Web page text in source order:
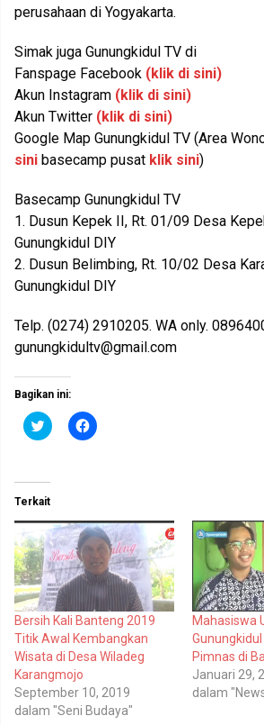
perusahaan di Yogyakarta.
Simak juga Gunungkidul TV di
Fanspage Facebook (klik di sini)
Akun Instagram (klik di sini)
Akun Twitter (klik di sini)
Google Map Gunungkidul TV (Area
sini basecamp pusat klik sini)
Basecamp Gunungkidul TV
1. Dusun Kepek II, Rt. 01/09 Desa
Gunungkidul DIY
2. Dusun Belimbing, Rt. 10/02 Desa
Gunungkidul DIY
Telp. (0274) 2910205. WA only.
gunungkidultv@gmail.com
Bagikan ini:
K
l
n
t
u
k
b
e
r
b
a
g
i
p
a
d
a
T
w
i
t
t
e
K
l
k
m
e
m
b
a
g
i
k
a
n
d
i
c
e
b
Terkait
Bersih Kali Banteng 2019
Titik Awal Kembangkan
Wisata di Desa Wiladeg
Karangmojo
September 10, 2019
dalam "Seni Budaya"
Mahasiswa
Gunungkidul
Pimnas di
Januari 29,
dalam